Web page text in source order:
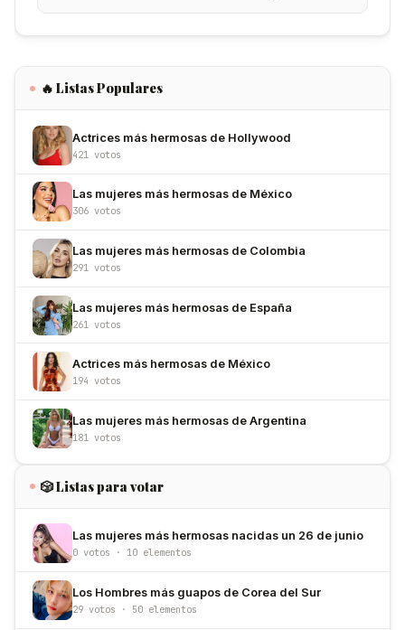
🔥 Listas Populares
Actrices más hermosas de Hollywood
421 votos
Las mujeres más hermosas de México
306 votos
Las mujeres más hermosas de Colombia
291 votos
Las mujeres más hermosas de España
261 votos
Actrices más hermosas de México
194 votos
Las mujeres más hermosas de Argentina
181 votos
🎲 Listas para votar
Las mujeres más hermosas nacidas un 26 de junio
0 votos · 10 elementos
Los Hombres más guapos de Corea del Sur
29 votos · 50 elementos